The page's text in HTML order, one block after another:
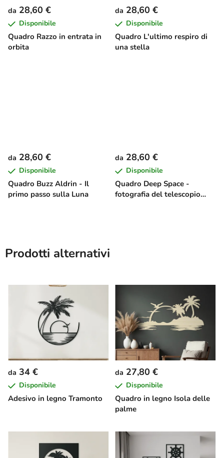
Quadro Razzo in entrata in
orbita
da 28,60 €
Disponibile
Quadro L'ultimo respiro di
una stella
da 28,60 €
Disponibile
Quadro Buzz Aldrin - Il
primo passo sulla Luna
da 28,60 €
Disponibile
Quadro Deep Space -
fotografia del telescopio
da 28,60 €
Disponibile
Prodotti alternativi
Adesivo in legno Tramonto
da 34 €
Disponibile
Quadro in legno Isola delle
palme
da 27,80 €
Disponibile